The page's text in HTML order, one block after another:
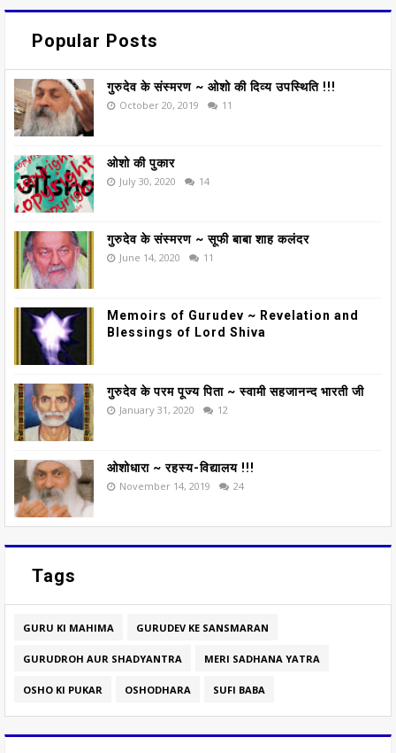
Popular Posts
गुरुदेव के संस्मरण ~ ओशो की दिव्य उपस्थिति !!!
October 20, 2019 11
ओशो की पुकार
July 30, 2020 14
गुरुदेव के संस्मरण ~ सूफी बाबा शाह कलंदर
June 14, 2020 11
Memoirs of Gurudev ~ Revelation and
Blessings of Lord Shiva
गुरुदेव के परम पूज्य पिता ~ स्वामी सहजानन्द भारती जी
January 31, 2020 12
ओशोधारा ~ रहस्य-विद्यालय !!!
November 14, 2019 24
Tags
GURU KI MAHIMA GURUDEV KE SANSMARAN
GURUDROH AUR SHADYANTRA MERI SADHANA YATRA
OSHO KI PUKAR OSHODHARA SUFI BABA